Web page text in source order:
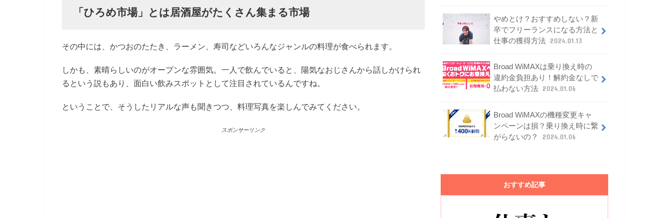
「ひろめ市場」とは居酒屋がたくさん集まる市場
その中には、かつおのたたき、ラーメン、寿司などいろんなジャンルの料理が食べられます。
しかも、素晴らしいのがオープンな雰囲気。一人で飲んでいると、陽気なおじさんから話しかけられ
るという説もあり、面白い飲みスポットとして注目されているんですね。
ということで、そうしたリアルな声も聞きつつ、料理写真を楽しんでみてください。
スポンサーリンク
やめとけ？おすすめしない？新
卒でフリーランスになる方法と
仕事の獲得方法 2024.01.13
Broad WiMAXは乗り換え時の
違約金負担あり！解約金なしで
払わない方法 2024.01.06
Broad WiMAXの機種変更キャ
ンペーンは損？乗り換え時に繋
がらないの？
2024.01.06
おすすめ記事